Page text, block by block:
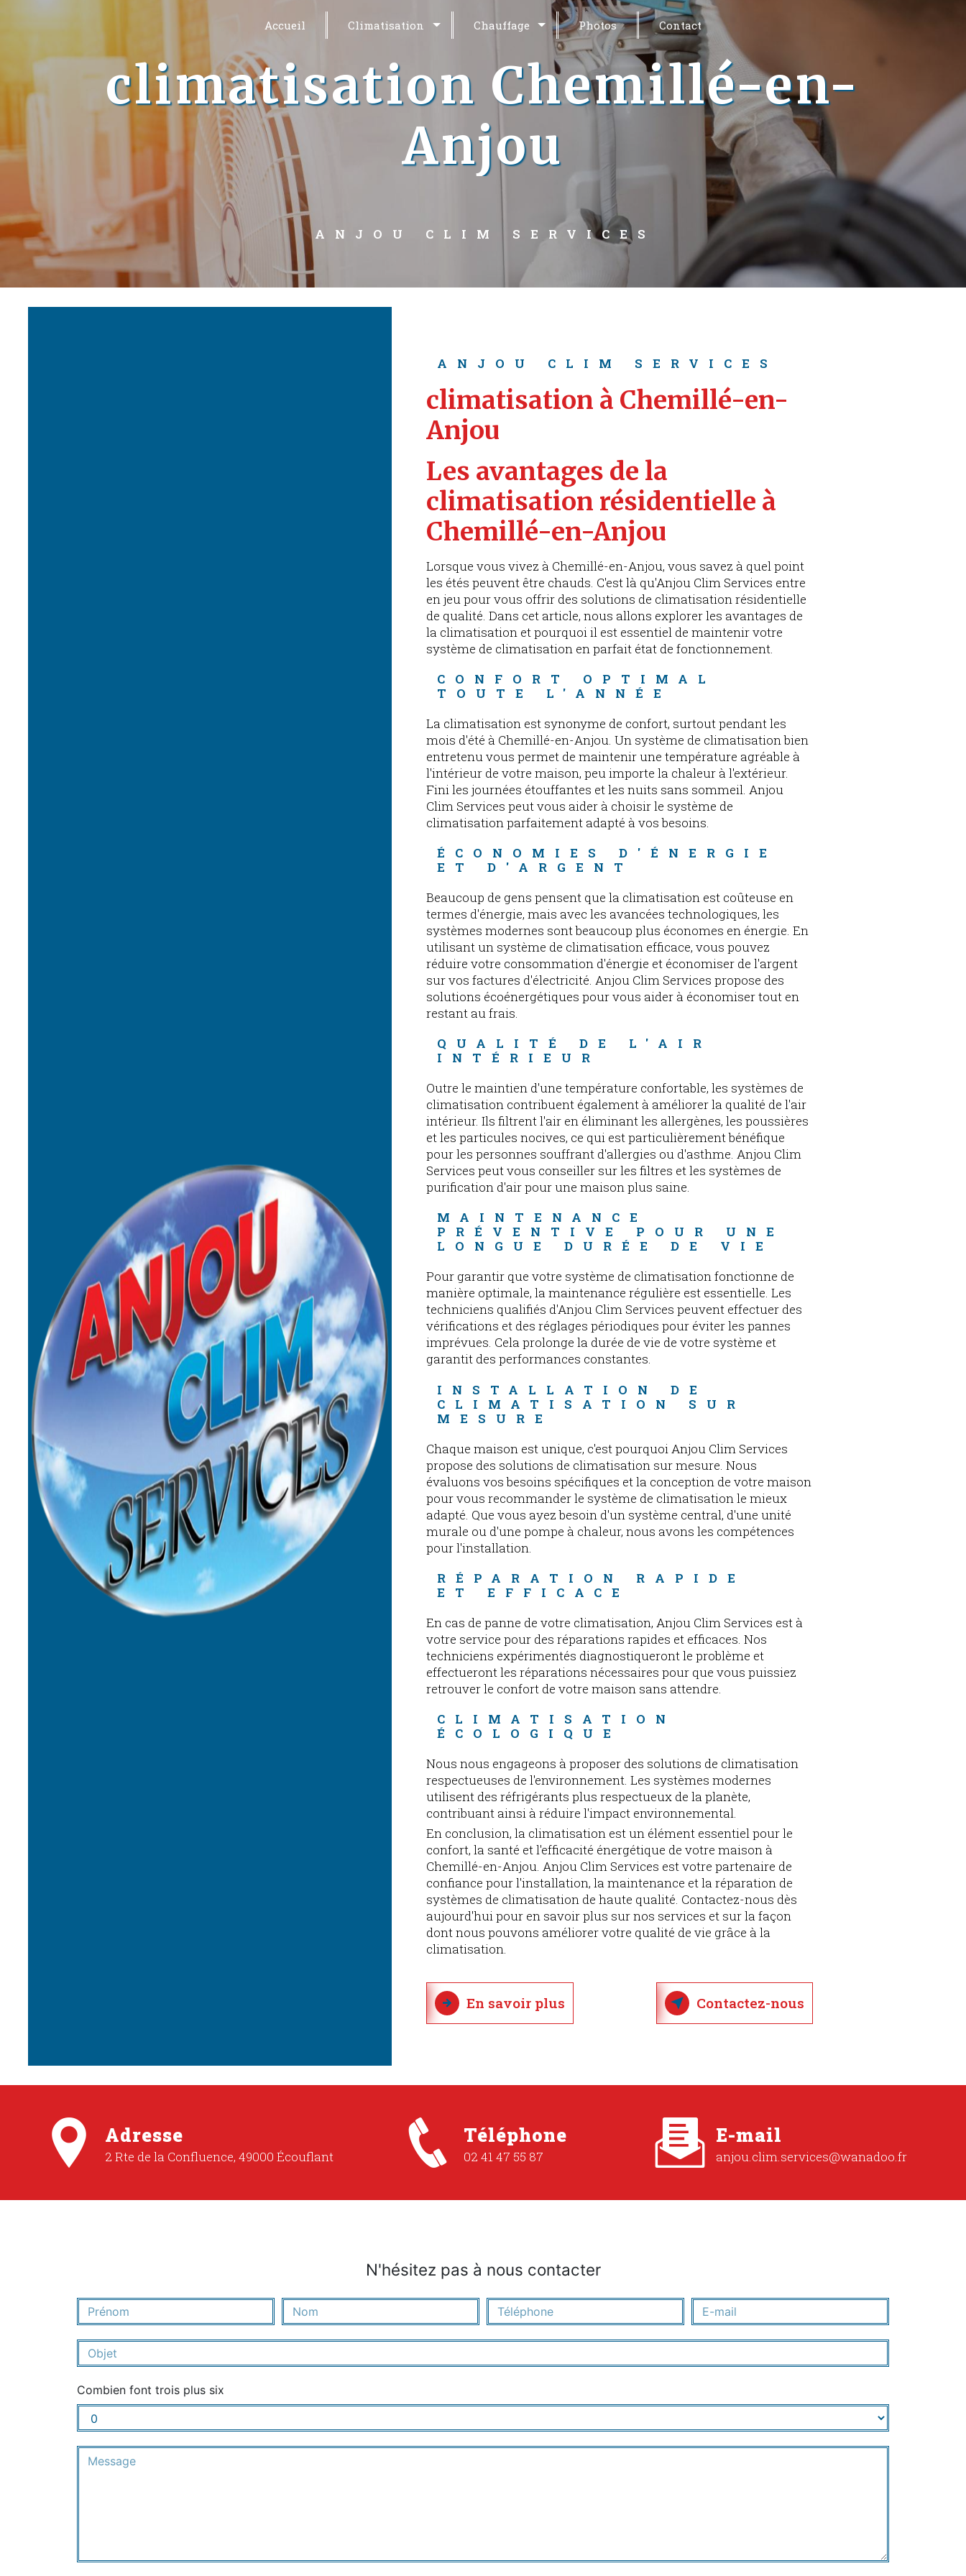
Accueil Climatisation Chauffage Photos Contact
climatisation Chemillé-en-
Anjou
ANJOU CLIM SERVICES
ANJOU CLIM SERVICES
climatisation à Chemillé-en-
Anjou
Les avantages de la
climatisation résidentielle à
Chemillé-en-Anjou
Lorsque vous vivez à Chemillé-en-Anjou, vous savez à quel point
les étés peuvent être chauds. C'est là qu'Anjou Clim Services entre
en jeu pour vous offrir des solutions de climatisation résidentielle
de qualité. Dans cet article, nous allons explorer les avantages de
la climatisation et pourquoi il est essentiel de maintenir votre
système de climatisation en parfait état de fonctionnement.
CONFORT OPTIMAL
TOUTE L'ANNÉE
La climatisation est synonyme de confort, surtout pendant les
mois d'été à Chemillé-en-Anjou. Un système de climatisation bien
entretenu vous permet de maintenir une température agréable à
l'intérieur de votre maison, peu importe la chaleur à l'extérieur.
Fini les journées étouffantes et les nuits sans sommeil. Anjou
Clim Services peut vous aider à choisir le système de
climatisation parfaitement adapté à vos besoins.
ÉCONOMIES D'ÉNERGIE
ET D'ARGENT
Beaucoup de gens pensent que la climatisation est coûteuse en
termes d'énergie, mais avec les avancées technologiques, les
systèmes modernes sont beaucoup plus économes en énergie. En
utilisant un système de climatisation efficace, vous pouvez
réduire votre consommation d'énergie et économiser de l'argent
sur vos factures d'électricité. Anjou Clim Services propose des
solutions écoénergétiques pour vous aider à économiser tout en
restant au frais.
QUALITÉ DE L'AIR
INTÉRIEUR
Outre le maintien d'une température confortable, les systèmes de
climatisation contribuent également à améliorer la qualité de l'air
intérieur. Ils filtrent l'air en éliminant les allergènes, les poussières
et les particules nocives, ce qui est particulièrement bénéfique
pour les personnes souffrant d'allergies ou d'asthme. Anjou Clim
Services peut vous conseiller sur les filtres et les systèmes de
purification d'air pour une maison plus saine.
MAINTENANCE
PRÉVENTIVE POUR UNE
LONGUE DURÉE DE VIE
Pour garantir que votre système de climatisation fonctionne de
manière optimale, la maintenance régulière est essentielle. Les
techniciens qualifiés d'Anjou Clim Services peuvent effectuer des
vérifications et des réglages périodiques pour éviter les pannes
imprévues. Cela prolonge la durée de vie de votre système et
garantit des performances constantes.
INSTALLATION DE
CLIMATISATION SUR
MESURE
Chaque maison est unique, c'est pourquoi Anjou Clim Services
propose des solutions de climatisation sur mesure. Nous
évaluons vos besoins spécifiques et la conception de votre maison
pour vous recommander le système de climatisation le mieux
adapté. Que vous ayez besoin d'un système central, d'une unité
murale ou d'une pompe à chaleur, nous avons les compétences
pour l'installation.
RÉPARATION RAPIDE
ET EFFICACE
En cas de panne de votre climatisation, Anjou Clim Services est à
votre service pour des réparations rapides et efficaces. Nos
techniciens expérimentés diagnostiqueront le problème et
effectueront les réparations nécessaires pour que vous puissiez
retrouver le confort de votre maison sans attendre.
CLIMATISATION
ÉCOLOGIQUE
Nous nous engageons à proposer des solutions de climatisation
respectueuses de l'environnement. Les systèmes modernes
utilisent des réfrigérants plus respectueux de la planète,
contribuant ainsi à réduire l'impact environnemental.
En conclusion, la climatisation est un élément essentiel pour le
confort, la santé et l'efficacité énergétique de votre maison à
Chemillé-en-Anjou. Anjou Clim Services est votre partenaire de
confiance pour l'installation, la maintenance et la réparation de
systèmes de climatisation de haute qualité. Contactez-nous dès
aujourd'hui pour en savoir plus sur nos services et sur la façon
dont nous pouvons améliorer votre qualité de vie grâce à la
climatisation.
En savoir plus Contactez-nous
Adresse
2 Rte de la Confluence, 49000 Écouflant
Téléphone
02 41 47 55 87
E-mail
anjou.clim.services@wanadoo.fr
N'hésitez pas à nous contacter
Combien font trois plus six